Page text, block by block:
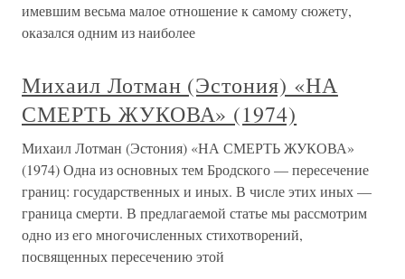
имевшим весьма малое отношение к самому сюжету,
оказался одним из наиболее
Михаил Лотман (Эстония) «НА
СМЕРТЬ ЖУКОВА» (1974)
Михаил Лотман (Эстония) «НА СМЕРТЬ ЖУКОВА»
(1974) Одна из основных тем Бродского — пересечение
границ: государственных и иных. В числе этих иных —
граница смерти. В предлагаемой статье мы рассмотрим
одно из его многочисленных стихотворений,
посвященных пересечению этой